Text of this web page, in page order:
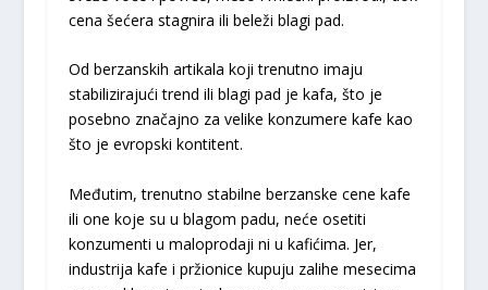
cena šećera stagnira ili beleži blagi pad.
Od berzanskih artikala koji trenutno imaju
stabilizirajući trend ili blagi pad je kafa, što je
posebno značajno za velike konzumere kafe kao
što je evropski kontitent.
Međutim, trenutno stabilne berzanske cene kafe
ili one koje su u blagom padu, neće osetiti
konzumenti u maloprodaji ni u kafićima. Jer,
industrija kafe i pržionice kupuju zalihe mesecima